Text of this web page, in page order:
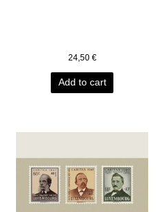
24,50 €
Add to cart